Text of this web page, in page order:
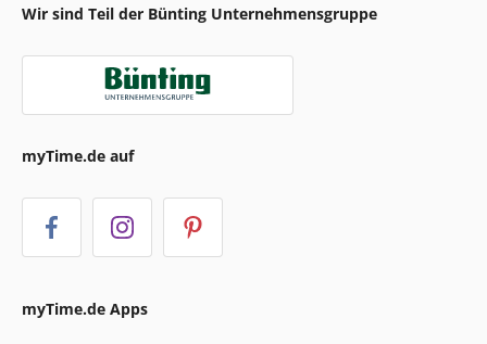
Wir sind Teil der Bünting Unternehmensgruppe
myTime.de auf
myTime.de Apps